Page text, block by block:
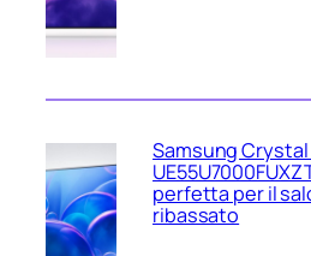
Samsung Crystal
perfetta per il
ribassato